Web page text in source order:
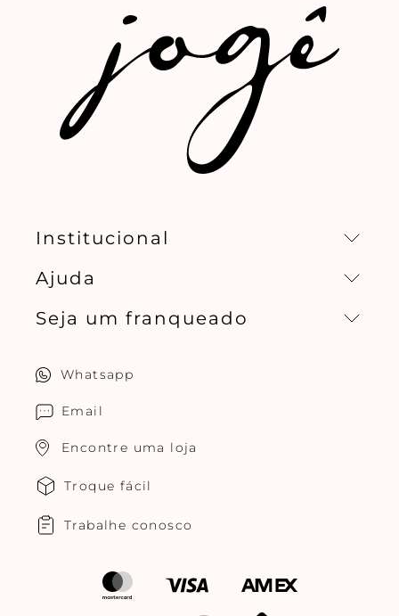
Institucional
Missão, visão e valores
Ajuda
Central de relacionamento
Seja um franqueado
Whatsapp
Email
Encontre uma loja
Troque fácil
Trabalhe conosco